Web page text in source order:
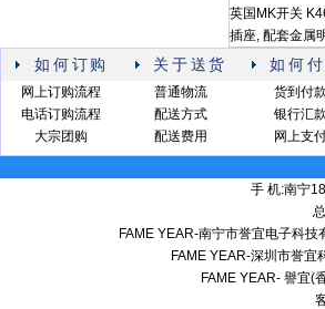
英国MK开关
插座, 配套金属
如何订购 关于送货 如何付
网上订购流程
电话订购流程
大宗团购
普通物流
配送方式
配送费用
货到付款
银行汇款
网上支
手 机:南宁
FAME YEAR-南宁市誉宜电子科
FAME YEAR-深圳市誉
FAME YEAR- 譽宜(